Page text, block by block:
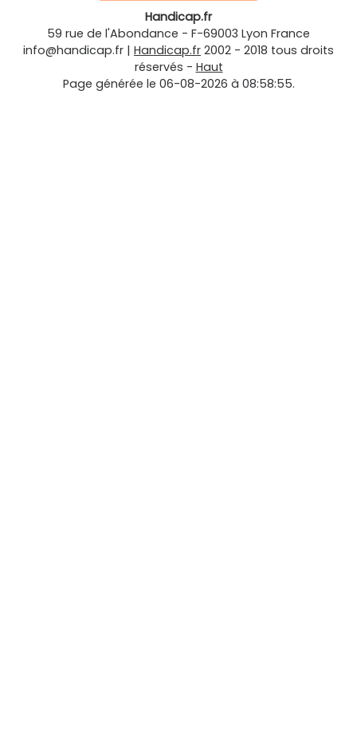
Handicap.fr
59 rue de l'Abondance - F-69003 Lyon France
info@handicap.fr | Handicap.fr 2002 - 2018 tous droits
réservés - Haut
Page générée le 06-08-2026 à 08:58:55.